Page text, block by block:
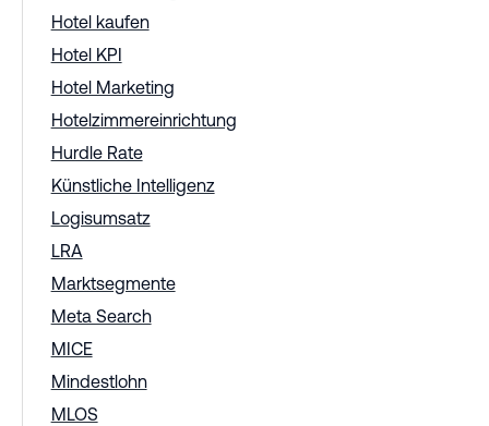
Hotel kaufen
Hotel KPI
Hotel Marketing
Hotelzimmereinrichtung
Hurdle Rate
Künstliche Intelligenz
Logisumsatz
LRA
Marktsegmente
Meta Search
MICE
Mindestlohn
MLOS